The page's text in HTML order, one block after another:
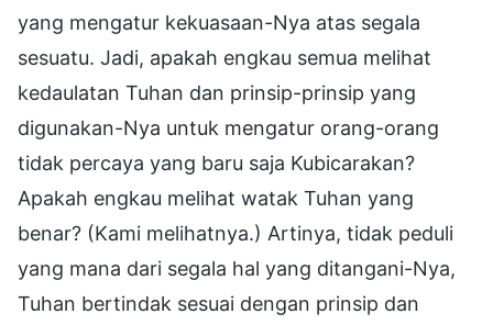
yang mengatur kekuasaan-Nya atas segala
sesuatu. Jadi, apakah engkau semua melihat
kedaulatan Tuhan dan prinsip-prinsip yang
digunakan-Nya untuk mengatur orang-orang
tidak percaya yang baru saja Kubicarakan?
Apakah engkau melihat watak Tuhan yang
benar? (Kami melihatnya.) Artinya, tidak peduli
yang mana dari segala hal yang ditangani-Nya,
Tuhan bertindak sesuai dengan prinsip dan